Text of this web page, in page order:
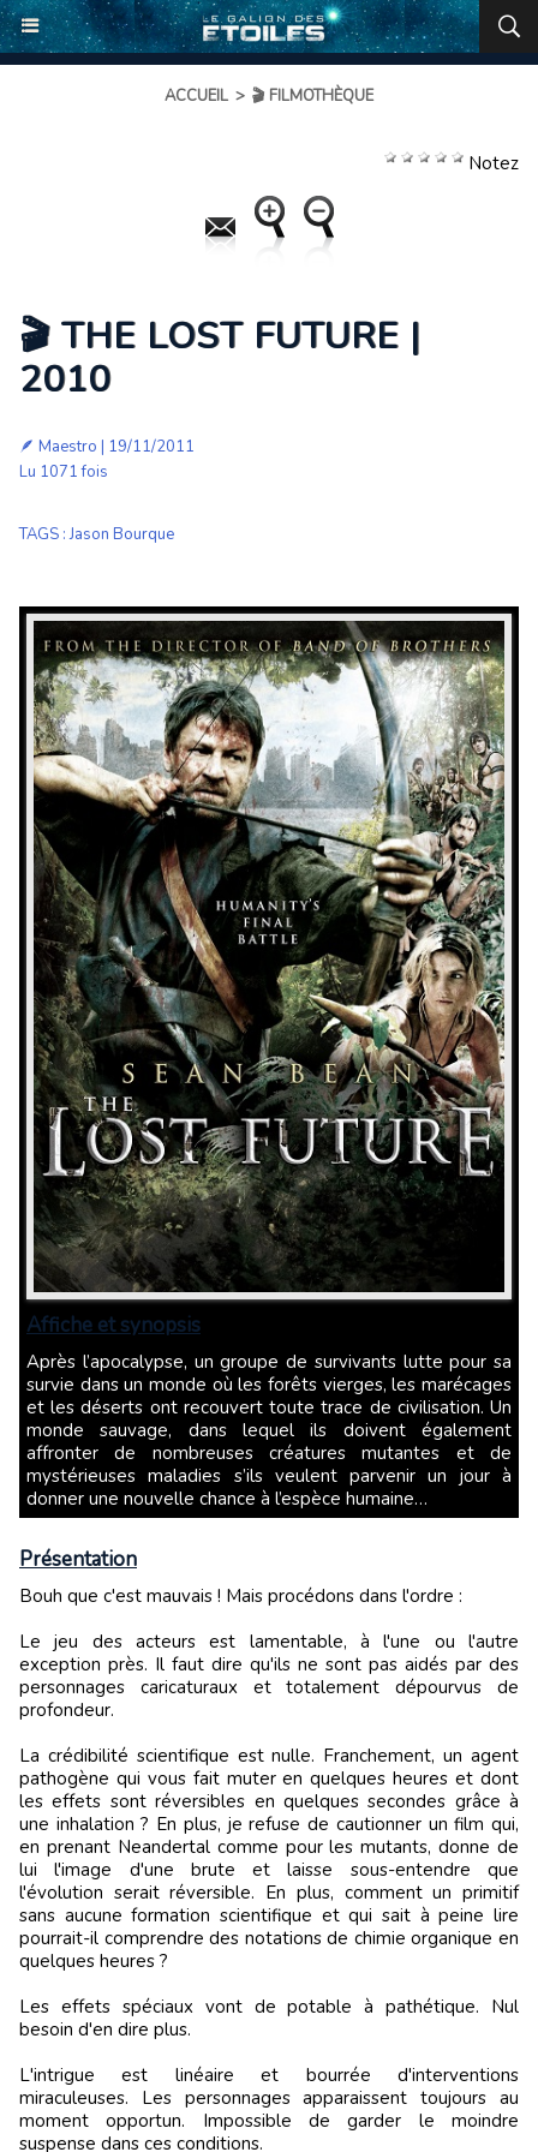
ACCUEIL > 🎬 FILMOTHÈQUE
Notez
🎬 THE LOST FUTURE |
2010
🪶 Maestro | 19/11/2011
Lu 1071 fois
TAGS :Jason Bourque
Affiche et synopsis
Après l’apocalypse, un groupe de survivants lutte pour sa
survie dans un monde où les forêts vierges, les marécages
et les déserts ont recouvert toute trace de civilisation. Un
monde sauvage, dans lequel ils doivent également
affronter de nombreuses créatures mutantes et de
mystérieuses maladies s’ils veulent parvenir un jour à
donner une nouvelle chance à l’espèce humaine…
Présentation
Bouh que c'est mauvais ! Mais procédons dans l'ordre :
Le jeu des acteurs est lamentable, à l'une ou l'autre
exception près. Il faut dire qu'ils ne sont pas aidés par des
personnages caricaturaux et totalement dépourvus de
profondeur.
La crédibilité scientifique est nulle. Franchement, un agent
pathogène qui vous fait muter en quelques heures et dont
les effets sont réversibles en quelques secondes grâce à
une inhalation ? En plus, je refuse de cautionner un film qui,
en prenant Neandertal comme pour les mutants, donne de
lui l'image d'une brute et laisse sous-entendre que
l'évolution serait réversible. En plus, comment un primitif
sans aucune formation scientifique et qui sait à peine lire
pourrait-il comprendre des notations de chimie organique en
quelques heures ?
Les effets spéciaux vont de potable à pathétique. Nul
besoin d'en dire plus.
L'intrigue est linéaire et bourrée d'interventions
miraculeuses. Les personnages apparaissent toujours au
moment opportun. Impossible de garder le moindre
suspense dans ces conditions.